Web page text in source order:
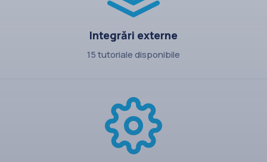
Integrări externe
15 tutoriale disponibile